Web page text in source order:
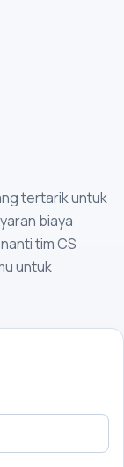
tertarik untuk
biaya
tim CS
untuk